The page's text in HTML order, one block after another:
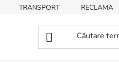
TRANSPORT